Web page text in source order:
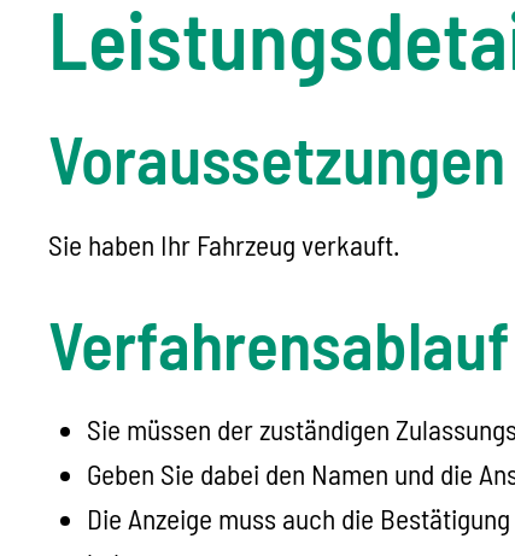
Voraussetzungen
Sie haben Ihr Fahrzeug verkauft.
Verfahrensablauf
Sie müssen der zuständigen
Geben Sie dabei den Namen und die
Die Anzeige muss auch die